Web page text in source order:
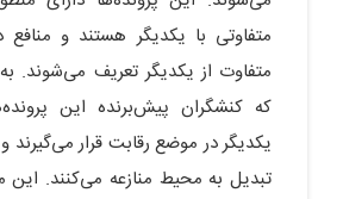
متفاوتی با یکدیگر هستند و منافع
متفاوت از یکدیگر تعریف می‌شوند.
که کنشگران پیش‌برنده این
یکدیگر در موضع رقابت قرار می‌گیرند
تبدیل به محیط منازعه می‌کنند.